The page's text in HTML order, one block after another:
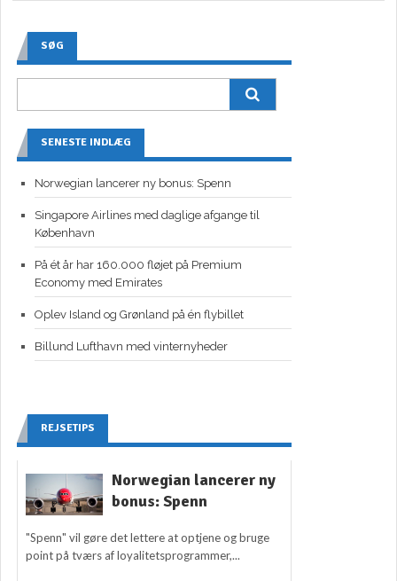
SØG
SENESTE INDLÆG
Norwegian lancerer ny bonus: Spenn
Singapore Airlines med daglige afgange til
København
På ét år har 160.000 fløjet på Premium
Economy med Emirates
Oplev Island og Grønland på én flybillet
Billund Lufthavn med vinternyheder
REJSETIPS
Norwegian lancerer ny
bonus: Spenn
"Spenn" vil gøre det lettere at optjene og bruge
point på tværs af loyalitetsprogrammer,...